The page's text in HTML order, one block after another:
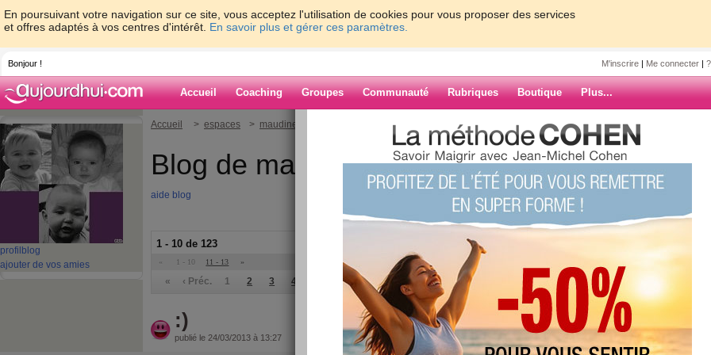
En poursuivant votre navigation sur ce site, vous acceptez l'utilisation de cookies pour vous proposer des services
et offres adaptés à vos centres d'intérêt. En savoir plus et gérer ces paramètres.
Bonjour ! M'inscrire | Me connecter |
Accueil Coaching Groupes Communauté Rubriques Boutique Plus...
profil blog
ajouter de vos amies
Accueil > espaces > maudinette_69
Blog de maudinette_69
aide blog
1 - 10 de 123
« 1 - 10 11 - 13 »
« ‹ Préc. 1 2 3 4 7 8 9 10 Suiv. ›
:)
publié le 24/03/2013 à 13:27 ARCHIVES